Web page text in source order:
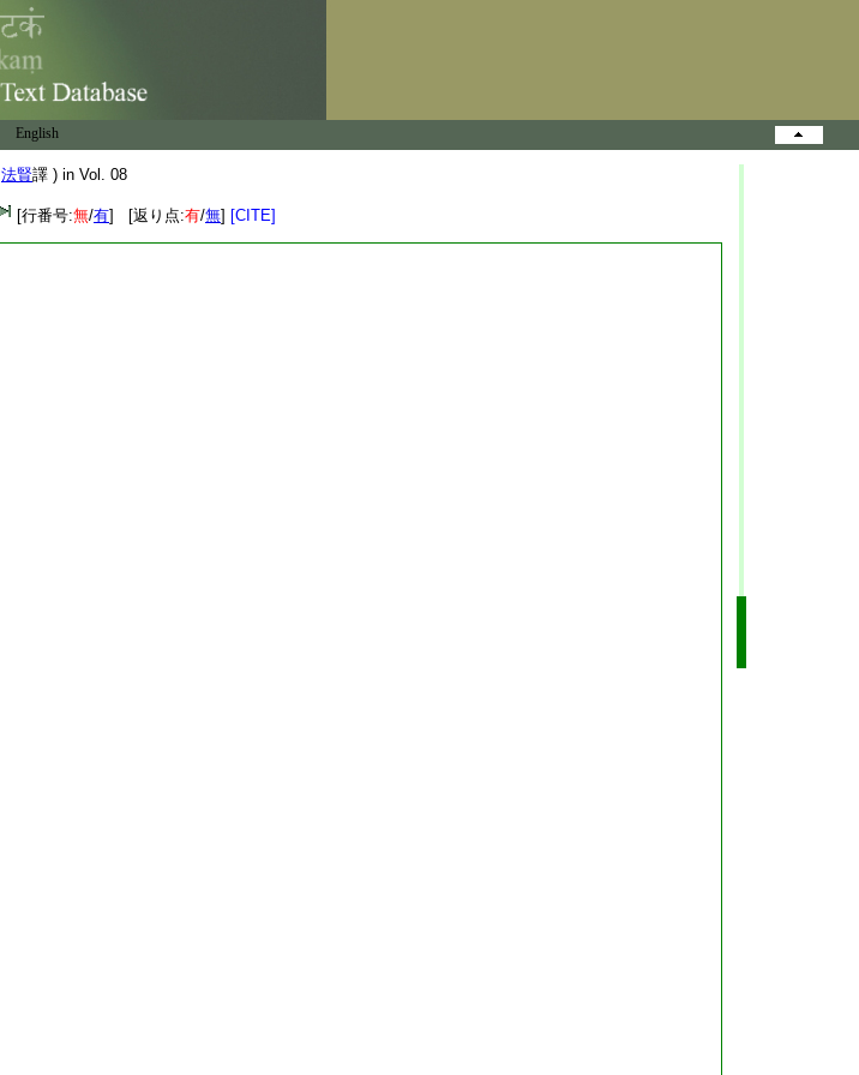
English
法賢譯 ) in Vol. 08
[行番号:無/有] [返り点:有/無] [CITE]